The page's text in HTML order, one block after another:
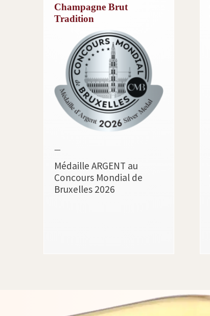
Champagne Brut
Tradition
—
Médaille ARGENT au
Concours Mondial de
Bruxelles 2026